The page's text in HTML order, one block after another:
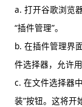
a. 打开谷歌浏览
“插件管理”。
b. 在插件管理界
件选择器，允许
c. 在文件选择器
装”按钮。这将开